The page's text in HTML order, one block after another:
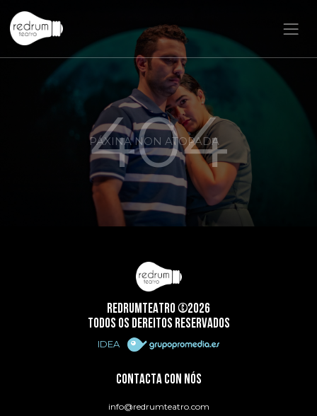
PÁXINA NON ATOPADA
404
REDRUMTEATRO ©2026
TODOS OS DEREITOS RESERVADOS
IDEA
CONTACTA CON NÓS
info@redrumteatro.com